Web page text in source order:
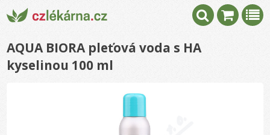
AQUA BIORA pleťová voda s HA
kyselinou 100 ml